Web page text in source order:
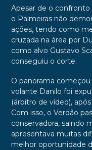
Apesar de o
o Palmeiras não
ações, tendo como
cruzada na área por
como alvo Gustavo
conseguiu o corte.
O panorama
volante Danilo foi
(árbitro de vídeo),
Com isso, o Verdão
conservadora, saindo
apresentava muitas
melhor oportunidade